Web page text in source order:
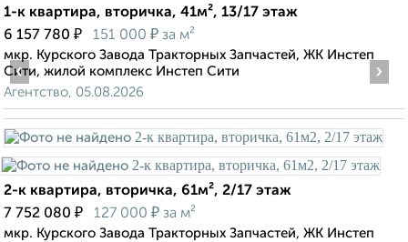
1-к квартира, вторичка, 41м², 13/17 этаж
6 157 780 ₽ 151 000 ₽ за м²
мкр. Курского Завода Тракторных Запчастей, ЖК Инстеп
Сити, жилой комплекс Инстеп Сити
Агентство, 05.08.2026
‹ ›
2-к квартира, вторичка, 61м², 2/17 этаж
7 752 080 ₽ 127 000 ₽ за м²
мкр. Курского Завода Тракторных Запчастей, ЖК Инстеп